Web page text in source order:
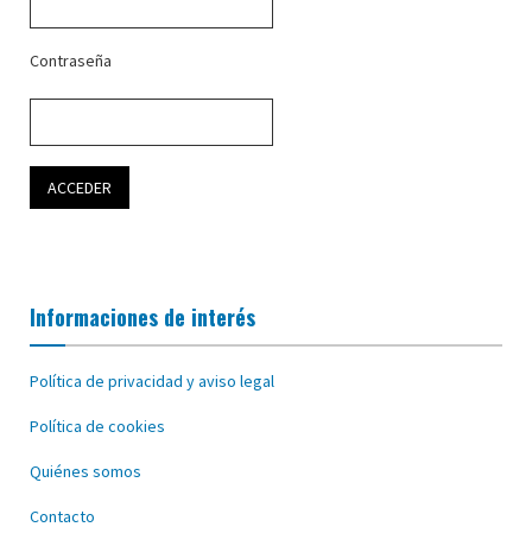
Contraseña
Informaciones de interés
Política de privacidad y aviso legal
Política de cookies
Quiénes somos
Contacto